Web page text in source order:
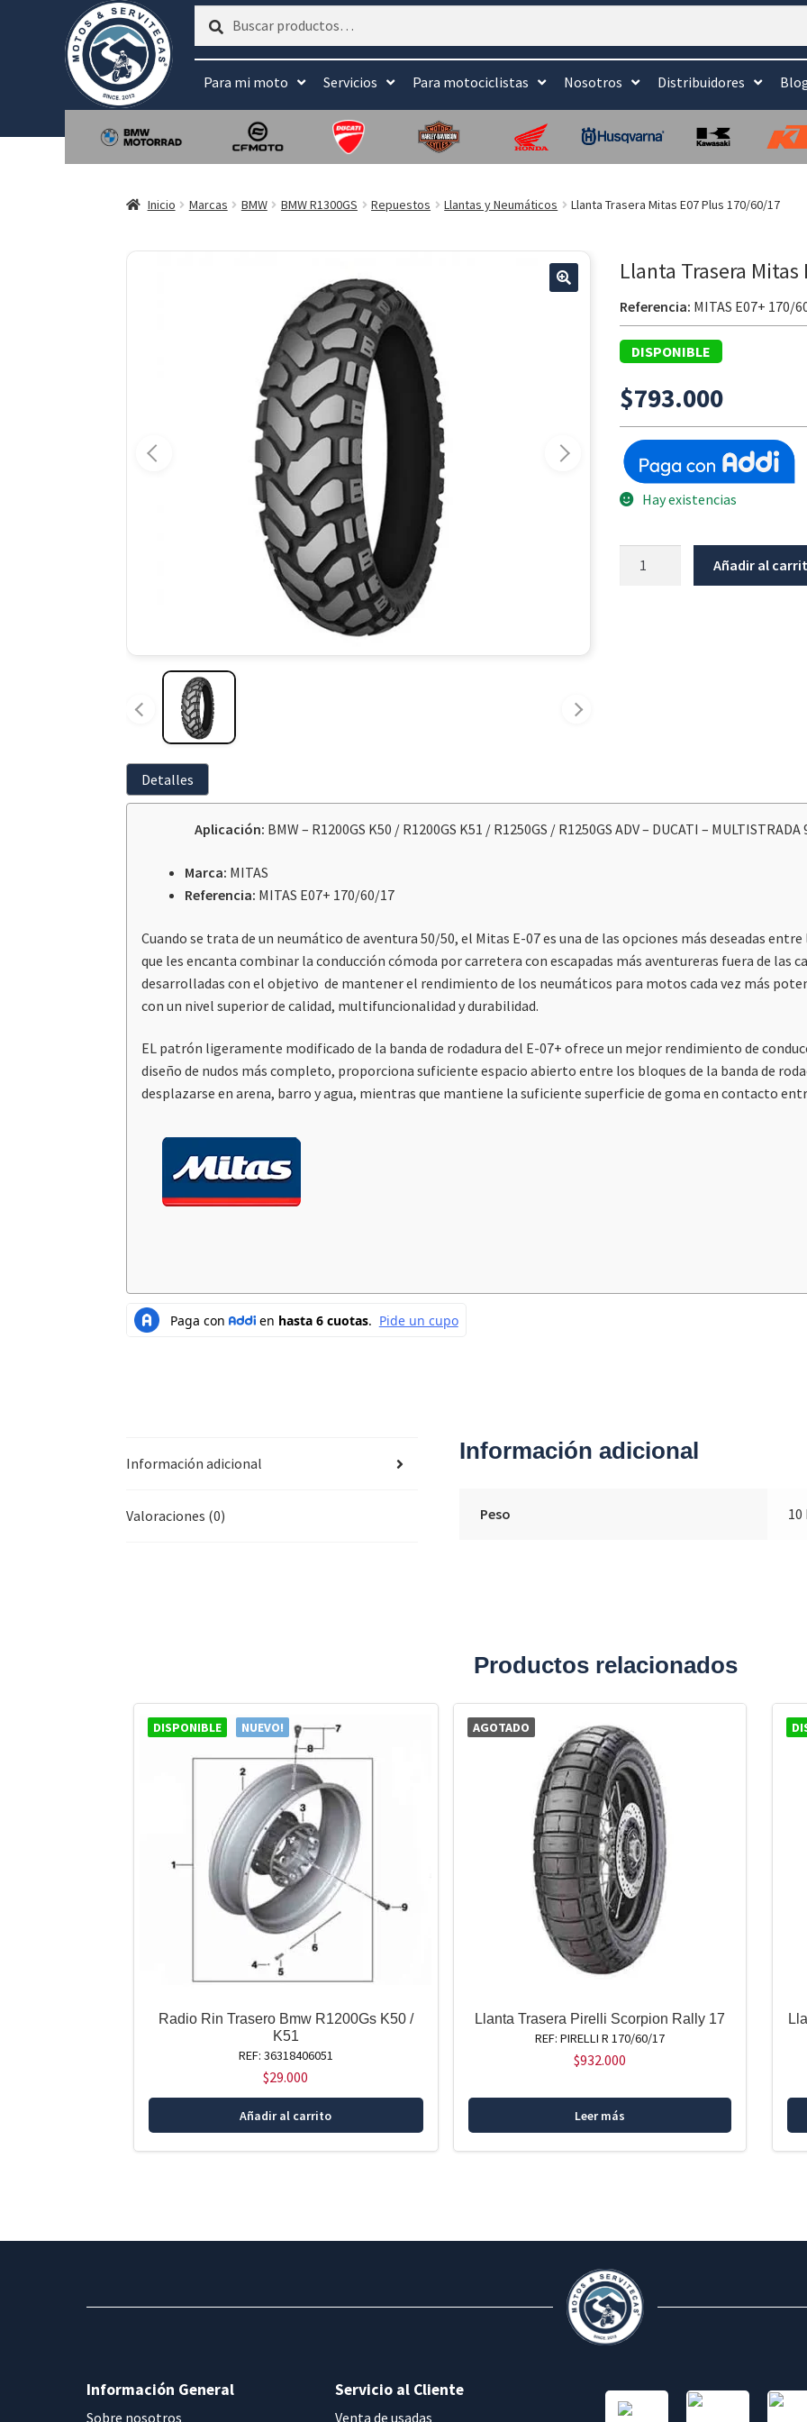
Buscar
Buscar
Para mi moto Servicios Para motociclistas Nosotros Distribuidores
Inicio Marcas BMW BMW R1300GS Repuestos Llantas y Neumáticos Llanta Trasera Mitas E07 Plus 170/60/17
Llanta Trasera
Referencia: MITAS E07+ 170/
DISPONIBLE
$793.000
Hay existencias
Añadir al
Detalles
Aplicación: BMW – R1200GS K50 / R1200GS K51 / R1250GS / R1250GS ADV – DUCATI –
Marca: MITAS
Referencia: MITAS E07+ 170/60/17
Cuando se trata de un neumático de aventura 50/50, el Mitas E-07 es una de las opciones más deseadas
que les encanta combinar la conducción cómoda por carretera con escapadas más aventureras fuera de las
desarrolladas con el objetivo de mantener el rendimiento de los neumáticos para motos cada vez más
con un nivel superior de calidad, multifuncionalidad y durabilidad.
EL patrón ligeramente modificado de la banda de rodadura del E-07+ ofrece un mejor rendimiento de
diseño de nudos más completo, proporciona suficiente espacio abierto entre los bloques de la banda de
desplazarse en arena, barro y agua, mientras que mantiene la suficiente superficie de goma en contacto
Información adicional
Valoraciones (0)
Información adicional
Peso 10
Productos relacionados
DISPONIBLE NUEVO!
Radio Rin Trasero Bmw R1200Gs K50 /
K51
REF: 36318406051
$29.000
Añadir al carrito
AGOTADO
Llanta Trasera Pirelli Scorpion Rally 17
REF: PIRELLI R 170/60/17
$932.000
Leer más
Información General
Sobre nosotros
Servicio al Cliente
Venta de usadas